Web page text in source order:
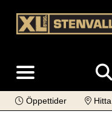
Öppettider